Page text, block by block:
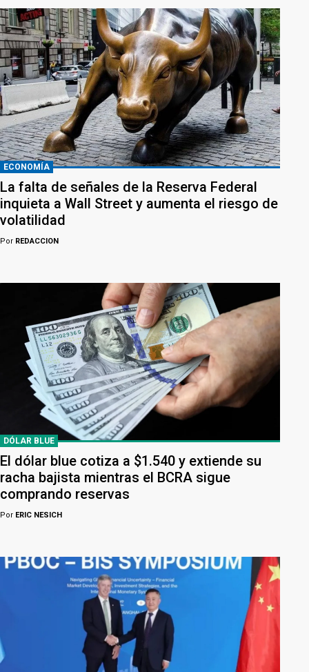
ECONOMÍA
La falta de señales de la Reserva Federal
inquieta a Wall Street y aumenta el riesgo de
volatilidad
Por REDACCION
DÓLAR BLUE
El dólar blue cotiza a $1.540 y extiende su
racha bajista mientras el BCRA sigue
comprando reservas
Por ERIC NESICH